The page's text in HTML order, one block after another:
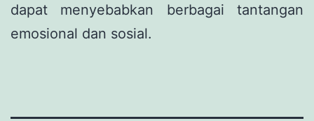
dapat menyebabkan berbagai tantangan
emosional dan sosial.